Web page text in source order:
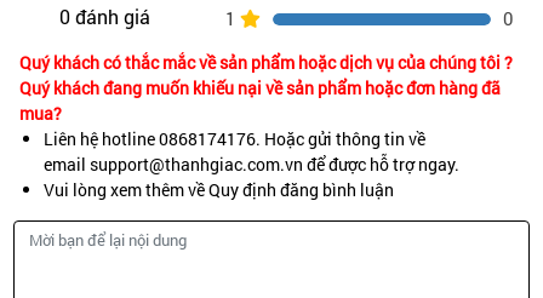
0 đánh giá
1
0
Quý khách có thắc mắc về sản phẩm hoặc dịch vụ của chúng tôi ?
Quý khách đang muốn khiếu nại về sản phẩm hoặc đơn hàng đã
mua?
Liên hệ hotline 0868174176. Hoặc gửi thông tin về
email support@thanhgiac.com.vn để được hỗ trợ ngay.
Vui lòng xem thêm về Quy định đăng bình luận